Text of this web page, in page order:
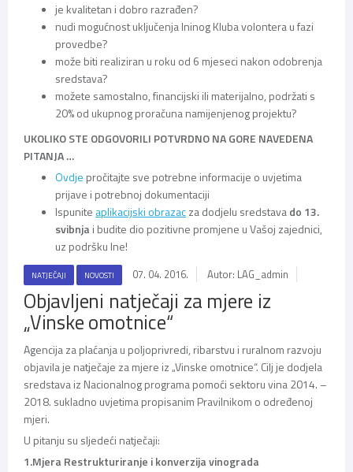
je kvalitetan i dobro razrađen?
nudi mogućnost uključenja Ininog Kluba volontera u fazi
provedbe?
može biti realiziran u roku od 6 mjeseci nakon odobrenja
sredstava?
možete samostalno, financijski ili materijalno, podržati s
20% od ukupnog proračuna namijenjenog projektu?
UKOLIKO STE ODGOVORILI POTVRDNO NA GORE NAVEDENA
PITANJA …
Ovdje pročitajte sve potrebne informacije o uvjetima
prijave i potrebnoj dokumentaciji
Ispunite aplikacijski obrazacza dodjelu sredstavado 13.
svibnja i budite dio pozitivne promjene u Vašoj zajednici,
uz podršku Ine!
NATJEČAJI NOVOSTI 07. 04. 2016. Autor: LAG_admin
Objavljeni natječaji za mjere iz
„Vinske omotnice“
Agencija za plaćanja u poljoprivredi, ribarstvu i ruralnom razvoju
objavila je natječaje za mjere iz „Vinske omotnice“. Cilj je dodjela
sredstava iz Nacionalnog programa pomoći sektoru vina 2014. –
2018. sukladno uvjetima propisanim Pravilnikom o određenoj
mjeri.
U pitanju su sljedeći natječaji:
1.Mjera Restrukturiranje i konverzija vinograda